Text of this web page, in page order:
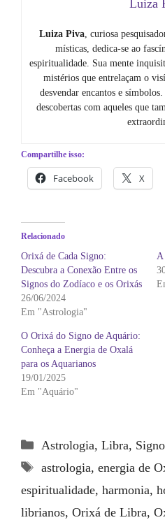
Luiza
Luiza Piva , curiosa
místicas, dedica-se ao
espiritualidade. Sua mente
mistérios que entrelaçam o
desvendar encantos e
descobertas com aqueles que
Compartilhe isso:
Facebook X
Relacionado
Orixá de Cada Signo:
Descubra a Conexão Entre os
Signos do Zodíaco e os Orixás
26/06/2024
Em "Astrologia"
A
O Orixá do Signo de Aquário:
Conheça a Energia de Oxalá
para os Aquarianos
19/01/2025
Em "Aquário"
Categorias
Astrologia, Libra,
Tags
astrologia, energia de
espiritualidade, harmonia,
librianos, Orixá de Libra,